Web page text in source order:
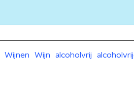
Wijnen Wijn alcoholvrij